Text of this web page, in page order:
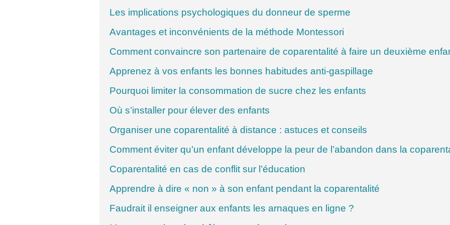
Les implications psychologiques du donneur de sperme
Avantages et inconvénients de la méthode Montessori
Comment convaincre son partenaire de coparentalité à faire un deuxième
Apprenez à vos enfants les bonnes habitudes anti-gaspillage
Pourquoi limiter la consommation de sucre chez les enfants
Où s’installer pour élever des enfants
Organiser une coparentalité à distance : astuces et conseils
Comment éviter qu’un enfant développe la peur de l’abandon dans la
Coparentalité en cas de conflit sur l’éducation
Apprendre à dire « non » à son enfant pendant la coparentalité
Faudrait il enseigner aux enfants les arnaques en ligne ?